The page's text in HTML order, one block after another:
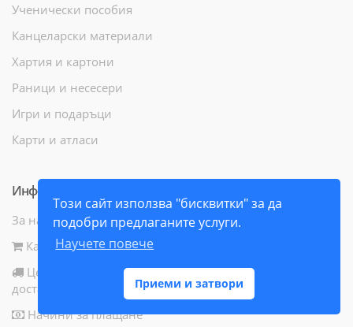
Този сайт използва "бисквитки" за да
подобри предлаганите услуги.
Научете повече
Приеми и затвори
Ученически пособия
Канцеларски материали
Хартия и картони
Раници и несесери
Игри и подаръци
Карти и атласи
Информация
За нас
Как да поръчам
Цени и начини за
доставка
Начини за плащане